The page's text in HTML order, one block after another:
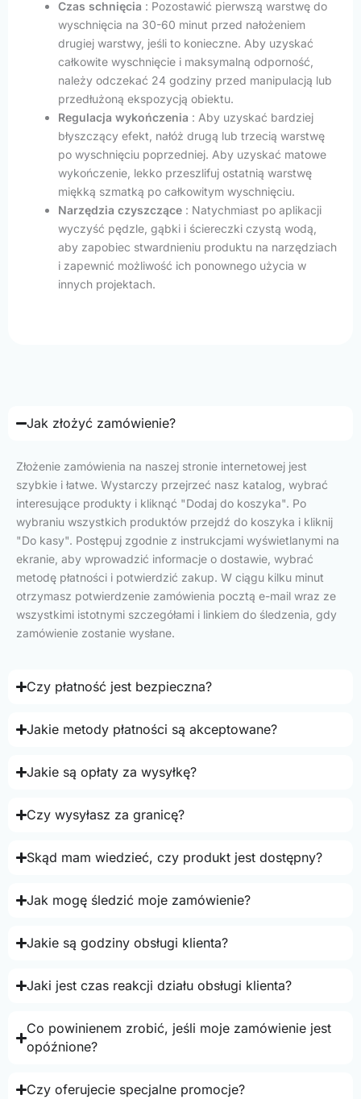
Czas schnięcia : Pozostawić pierwszą warstwę do
wyschnięcia na 30-60 minut przed nałożeniem
drugiej warstwy, jeśli to konieczne. Aby uzyskać
całkowite wyschnięcie i maksymalną odporność,
należy odczekać 24 godziny przed manipulacją lub
przedłużoną ekspozycją obiektu.
Regulacja wykończenia : Aby uzyskać bardziej
błyszczący efekt, nałóż drugą lub trzecią warstwę
po wyschnięciu poprzedniej. Aby uzyskać matowe
wykończenie, lekko przeszlifuj ostatnią warstwę
miękką szmatką po całkowitym wyschnięciu.
Narzędzia czyszczące : Natychmiast po aplikacji
wyczyść pędzle, gąbki i ściereczki czystą wodą,
aby zapobiec stwardnieniu produktu na narzędziach
i zapewnić możliwość ich ponownego użycia w
innych projektach.
Jak złożyć zamówienie?
Złożenie zamówienia na naszej stronie internetowej jest
szybkie i łatwe. Wystarczy przejrzeć nasz katalog, wybrać
interesujące produkty i kliknąć "Dodaj do koszyka". Po
wybraniu wszystkich produktów przejdź do koszyka i kliknij
"Do kasy". Postępuj zgodnie z instrukcjami wyświetlanymi na
ekranie, aby wprowadzić informacje o dostawie, wybrać
metodę płatności i potwierdzić zakup. W ciągu kilku minut
otrzymasz potwierdzenie zamówienia pocztą e-mail wraz ze
wszystkimi istotnymi szczegółami i linkiem do śledzenia, gdy
zamówienie zostanie wysłane.
Czy płatność jest bezpieczna?
Jakie metody płatności są akceptowane?
Jakie są opłaty za wysyłkę?
Czy wysyłasz za granicę?
Skąd mam wiedzieć, czy produkt jest dostępny?
Jak mogę śledzić moje zamówienie?
Jakie są godziny obsługi klienta?
Jaki jest czas reakcji działu obsługi klienta?
Co powinienem zrobić, jeśli moje zamówienie jest
opóźnione?
Czy oferujecie specjalne promocje?